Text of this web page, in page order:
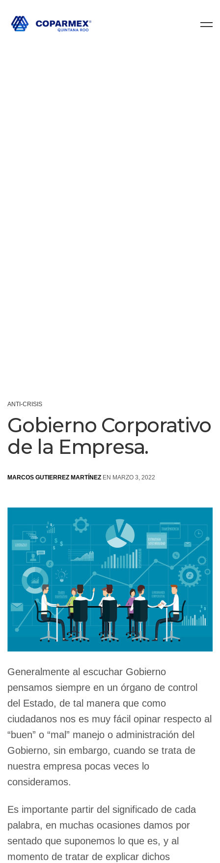
ANTI-CRISIS
Gobierno Corporativo
de la Empresa.
MARCOS GUTIERREZ MARTÍNEZ EN MARZO 3, 2022
Generalmente al escuchar Gobierno
pensamos siempre en un órgano de control
del Estado, de tal manera que como
ciudadanos nos es muy fácil opinar respecto al
“buen” o “mal” manejo o administración del
Gobierno, sin embargo, cuando se trata de
nuestra empresa pocas veces lo
consideramos.
Es importante partir del significado de cada
palabra, en muchas ocasiones damos por
sentado que suponemos lo que es, y al
momento de tratar de explicar dichos